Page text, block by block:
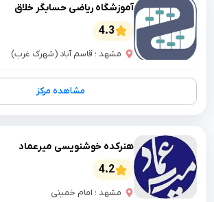
آموزشگاه ریاضی حسابگر خلاق
4.3
مشهد ؛ قاسم آباد (شهرک غرب)
مشاهده مرکز
هنرکده خوشنویسی میرعماد
4.2
مشهد ؛ امام خمینی